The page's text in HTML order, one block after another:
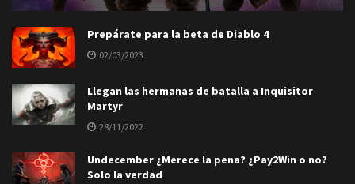
Prepárate para la beta de Diablo 4
02/03/2023
Llegan las hermanas de batalla a Inquisitor
Martyr
28/11/2022
Undecember ¿Merece la pena? ¿Pay2Win o no?
Solo la verdad